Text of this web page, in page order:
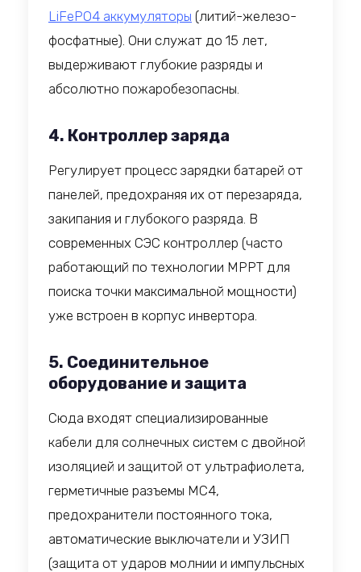
LiFePO4 аккумуляторы (литий-железо-
фосфатные). Они служат до 15 лет,
выдерживают глубокие разряды и
абсолютно пожаробезопасны.
4. Контроллер заряда
Регулирует процесс зарядки батарей от
панелей, предохраняя их от перезаряда,
закипания и глубокого разряда. В
современных СЭС контроллер (часто
работающий по технологии MPPT для
поиска точки максимальной мощности)
уже встроен в корпус инвертора.
5. Соединительное
оборудование и защита
Сюда входят специализированные
кабели для солнечных систем с двойной
изоляцией и защитой от ультрафиолета,
герметичные разъемы MC4,
предохранители постоянного тока,
автоматические выключатели и УЗИП
(защита от ударов молнии и импульсных